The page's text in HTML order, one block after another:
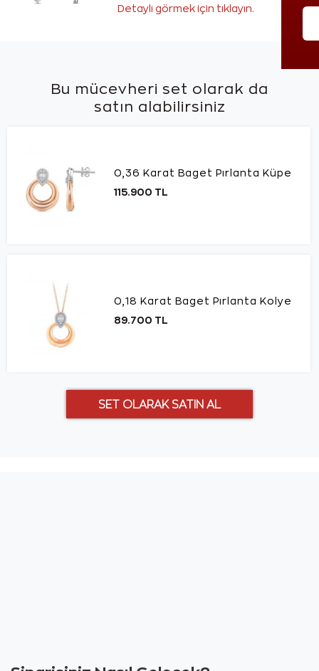
Detaylı görmek için tıklayın.
Bu mücevheri set olarak da
satın alabilirsiniz
0,36 Karat Baget Pırlanta Küpe
115.900 TL
0,18 Karat Baget Pırlanta Kolye
89.700 TL